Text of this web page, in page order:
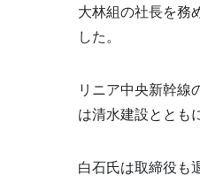
大林組の社長を務
した。
リニア中央新幹線
は清水建設ととも
白石氏は取締役も